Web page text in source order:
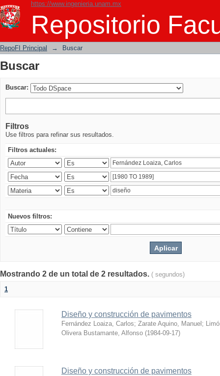
https://www.ingenieria.unam.mx
Repositorio
Buscar
RepoFI Principal → Buscar
Buscar
Buscar:
Filtros
Use filtros para refinar sus resultados.
Filtros actuales:
Nuevos filtros:
Mostrando 2 de un total de 2 resultados. ( segundos)
1
Diseño y construcción de pavimentos
Fernández Loaiza, Carlos; Zarate Aquino, Manuel ;
Olivera Bustamante, Alfonso (1984-09-17)
Diseño y construcción de pavimentos